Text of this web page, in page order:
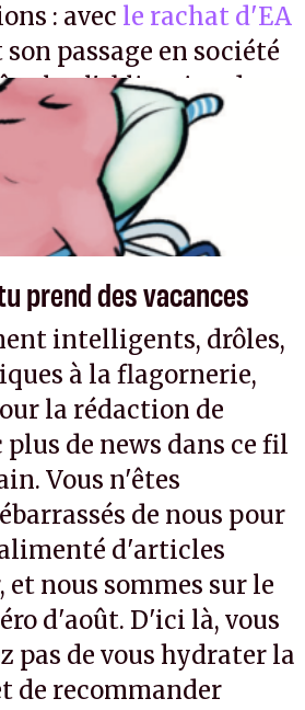
: avec le rachat d'EA
passage en société
plus l'obligation de
victoire pour la
prend des vacances
intelligents, drôles,
à la flagornerie,
la rédaction de
de news dans ce fil
Vous n'êtes
de nous pour
d'articles
nous sommes sur le
d'août. D'ici là, vous
pas de vous hydrater la
de recommander